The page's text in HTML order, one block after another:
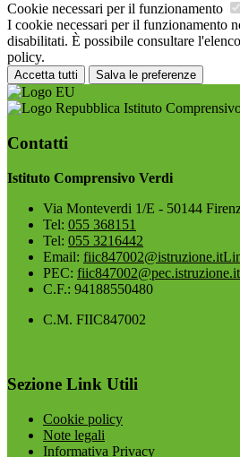
Cookie necessari per il funzionamento
I cookie necessari per il funzionamento
disabilitati. È possibile consultare
policy.
Accetta tutti Salva le preferenze
Istituto
Contatti
Istituto Comprensivo Verdi
Via Monteverdi 1/E - 50144
Tel: 055 368151
Tel: 055 3216442
Email: fiic847002@istruzione.it
PEC: fiic847002@pec.istruzione.it
C.F.: 94188550480
C.M. FIIC847002
Sezione Link Utili
Cookie policy
Note legali
Informativa Privacy